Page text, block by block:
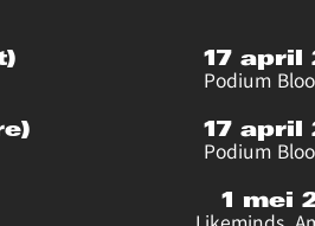
17 april
Podium
17 april
Podium
1 mei